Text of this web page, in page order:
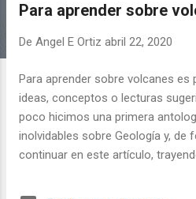
Para aprender sobre
De Angel E Ortiz abril 22, 2020
Para aprender sobre volcanes es
ideas, conceptos o lecturas
poco hicimos una primera
inolvidables sobre Geología y, de
continuar en este artículo,